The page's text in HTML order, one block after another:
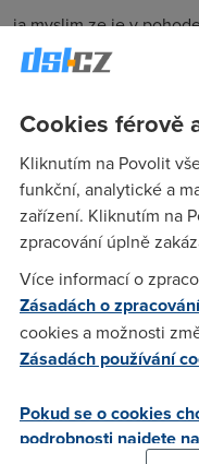
ja myslim ze je v
:-) Pise proste to, co
nebreci a nenadava na
Oak(14.1.2004 18:26:27)
Já si myslim, že jako
problém a problematice
to přecejenom taky
Pavel(14.1.2004
Jsou tu totiž dle
Českého Telecomu
Cookies férově
Kliknutím na Povolit
funkční, analytické a
zařízení. Kliknutím na
zpracování úplně
Více informací o
Zásadách o
cookies a možnosti
Zásadách používání
Pokud se o cookies
podrobnosti najdete